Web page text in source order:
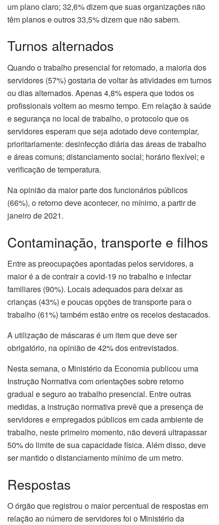
um plano claro; 32,6% dizem que suas organizações não
têm planos e outros 33,5% dizem que não sabem.
Turnos alternados
Quando o trabalho presencial for retomado, a maioria dos
servidores (57%) gostaria de voltar às atividades em turnos
ou dias alternados. Apenas 4,8% espera que todos os
profissionais voltem ao mesmo tempo. Em relação à saúde
e segurança no local de trabalho, o protocolo que os
servidores esperam que seja adotado deve contemplar,
prioritariamente: desinfecção diária das áreas de trabalho
e áreas comuns; distanciamento social; horário flexível; e
verificação de temperatura.
Na opinião da maior parte dos funcionários públicos
(66%), o retorno deve acontecer, no mínimo, a partir de
janeiro de 2021.
Contaminação, transporte e filhos
Entre as preocupações apontadas pelos servidores, a
maior é a de contrair a covid-19 no trabalho e infectar
familiares (90%). Locais adequados para deixar as
crianças (43%) e poucas opções de transporte para o
trabalho (61%) também estão entre os receios destacados.
A utilização de máscaras é um item que deve ser
obrigatório, na opinião de 42% dos entrevistados.
Nesta semana, o Ministério da Economia publicou uma
Instrução Normativa com orientações sobre retorno
gradual e seguro ao trabalho presencial. Entre outras
medidas, a instrução normativa prevê que a presença de
servidores e empregados públicos em cada ambiente de
trabalho, neste primeiro momento, não deverá ultrapassar
50% do limite de sua capacidade física. Além disso, deve
ser mantido o distanciamento mínimo de um metro.
Respostas
O órgão que registrou o maior percentual de respostas em
relação ao número de servidores foi o Ministério da